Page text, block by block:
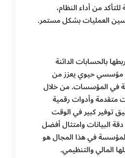
من أداء النظام،
العمليات بشكل مستمر.
بالحسابات الدائنة
مؤسسي حيوي يعزز من
في المؤسسات. من خلال
متقدمة وأدوات رقمية
توفير كبير في الوقت
البيانات وامتثال أفضل
في هذا المجال هو
المالي والتنظيمي.